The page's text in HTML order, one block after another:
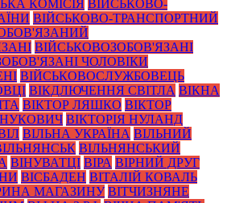
КОМІСІЯ ВІЙСЬКОВО-
ВІЙСЬКОВО-ТРАНСПОРТНИЙ
ВІЙСЬКОВОЗОБОВ'ЯЗАНІ
ЧОЛОВІКИ
ВІЙСЬКОВОСЛУЖБОВЕЦЬ
ВІКДЛЮЧЕННЯ СВІТЛА ВІКНА
ВІКТОР ЛЯШКО ВІКТОР
ВІКТОРІЯ НУЛАНД
ВІЛЬНА УКРАЇНА ВІЛЬНИЙ
ВІЛЬНЯНСЬКИЙ
ВІНУВАТЦІ ВІРА ВІРНИЙ ДРУГ
ВІСБАДЕН ВІТАЛІЙ КОВАЛЬ
МАГАЗИНУ ВІТЧИЗНЯНЕ